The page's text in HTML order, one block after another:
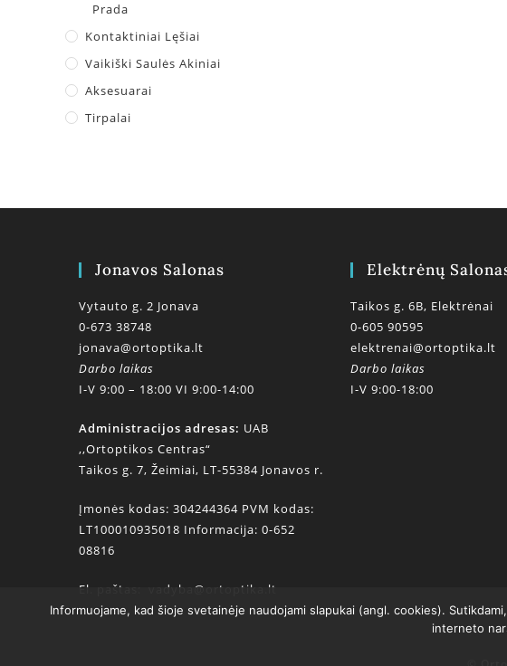
Prada
Kontaktiniai Lęšiai
Vaikiški Saulės Akiniai
Aksesuarai
Tirpalai
Jonavos Salonas
Vytauto g. 2 Jonava
0-673 38748
jonava@ortoptika.lt
Darbo laikas
I-V 9:00 – 18:00 VI 9:00-14:00
Administracijos adresas: UAB
,,Ortoptikos Centras“
Taikos g. 7, Žeimiai, LT-55384 Jonavos r.
Įmonės kodas: 304244364 PVM kodas:
LT100010935018 Informacija: 0-652
08816
El. paštas: vadyba@ortoptika.lt
Elektrėnų
Taikos g. 6B, Elektrėnai
0-605 90595
elektrenai@ortoptika.lt
Darbo laikas
I-V 9:00-18:00
Informuojame, kad šioje svetainėje naudojami slapukai (angl. cookies).
interneto